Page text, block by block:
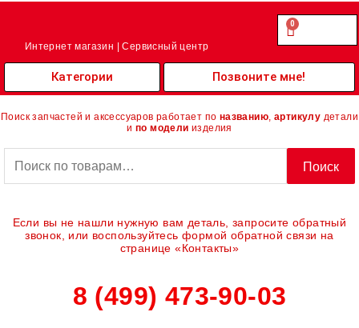
Перейти
Интернет магазин | Сервисный центр
0.00
0
Cart
Категории Позвоните мне!
Поиск запчастей и аксессуаров работает по названию артикулу детали
и по модели изделия
Поиск
Если вы не нашли нужную вам деталь, запросите обратный
звонок, или воспользуйтесь формой обратной связи на
странице «Контакты»
8 (499) 473-90-03